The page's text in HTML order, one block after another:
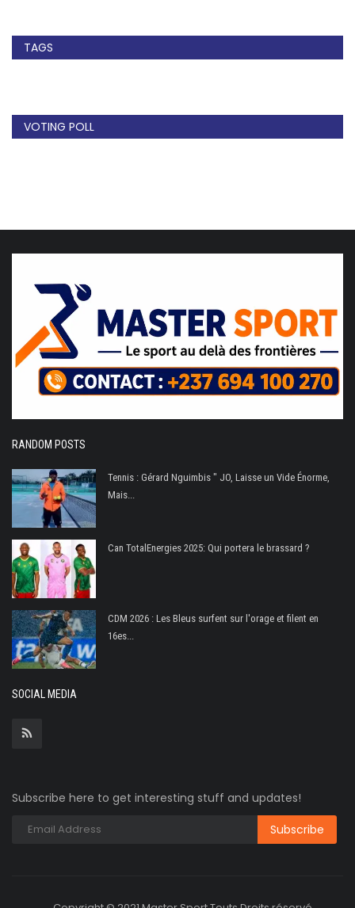
TAGS
VOTING POLL
RANDOM POSTS
Tennis : Gérard Nguimbis " JO, Laisse un Vide Énorme,
Mais...
Can TotalEnergies 2025: Qui portera le brassard ?
CDM 2026 : Les Bleus surfent sur l'orage et filent en
16es...
SOCIAL MEDIA
Subscribe here to get interesting stuff and updates!